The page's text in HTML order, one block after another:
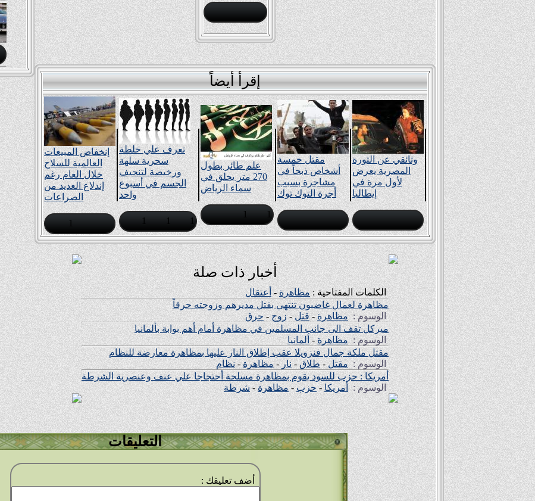
إقرأ أيضاً
إنخفاض المبيعات
العالمية للسلاح
خلال العام رغم
إندلاع العديد من
الصراعات
1
تعرف علي خلطة
سحرية سلهة
ورخيصة لتنحيف
الجسم في أسبوع
واحد
1 1 1
علم طائر بطول
270 متر يحلق في
سماء الرياض
1 1
مقتل خمسة
أشخاص ذبحاً في
مشاجرة بسبب
أجرة التوك توك
وثائقي عن الثورة
المصرية يعرض
لأول مرة في
إيطاليا
أخبار ذات صلة
الكلمات المفتاحية :مظاهرة-أعتقال
مظاهرة لعمال غاضبون تنتهي بقتل مديرهم وزوجته حرقاً
الوسوم : مظاهرة-قتل-زوج-حرق
ميركل تقف الى جانب المسلمين في مظاهرة أمام أهم بوابة بألمانيا
الوسوم : مظاهرة-ألمانيا
مقتل ملكة جمال فنزويلا عقب إطلاق النار عليها بمظاهرة معارضة للنظام
الوسوم : مقتل-طلاق-نار-مظاهرة-نظام
أمريكا : حزب للسود يقوم بمظاهرة مسلحة أحتجاجا علي عنف وعنصرية الشرطة
الوسوم : أمريكا-حزب-مظاهرة-شرطة
التعليقات
أضف تعليقك :